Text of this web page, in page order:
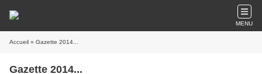
MENU
Accueil » Gazette 2014...
Gazette 2014...